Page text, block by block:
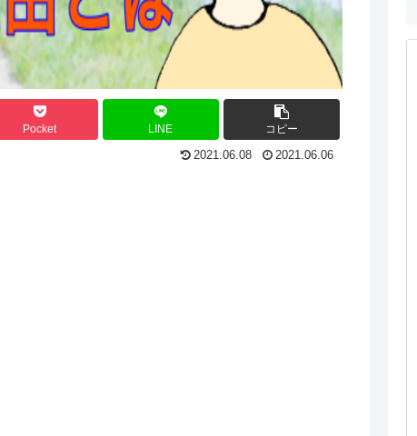
Pocket LINE コピー
2021.06.08 2021.06.06